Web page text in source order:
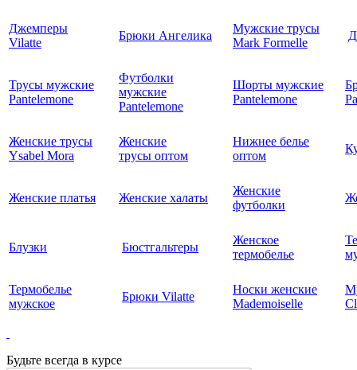
Джемперы
Vilatte
Брюки Ангелика
Мужские трусы
Mark Formelle
Трусы мужские
Pantelemone
Футболки
мужские
Pantelemone
Шорты мужские
Pantelemone
Женские трусы
Ysabel Mora
Женские
трусы оптом
Нижнее белье
оптом
Женские платья Женские халаты
Женские
футболки
Блузки Бюстгальтеры
Женское
термобелье
Термобелье
мужское
Брюки Vilatte
Носки женские
Mademoiselle
Будьте всегда в курсе